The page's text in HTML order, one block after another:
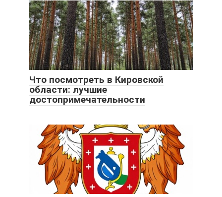
Что посмотреть в Кировской
области: лучшие
достопримечательности